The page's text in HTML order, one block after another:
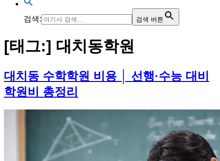
검색: 검색 버튼
[태그:] 대치동학원
대치동 수학학원 비용 │ 선행·수능 대비
학원비 총정리